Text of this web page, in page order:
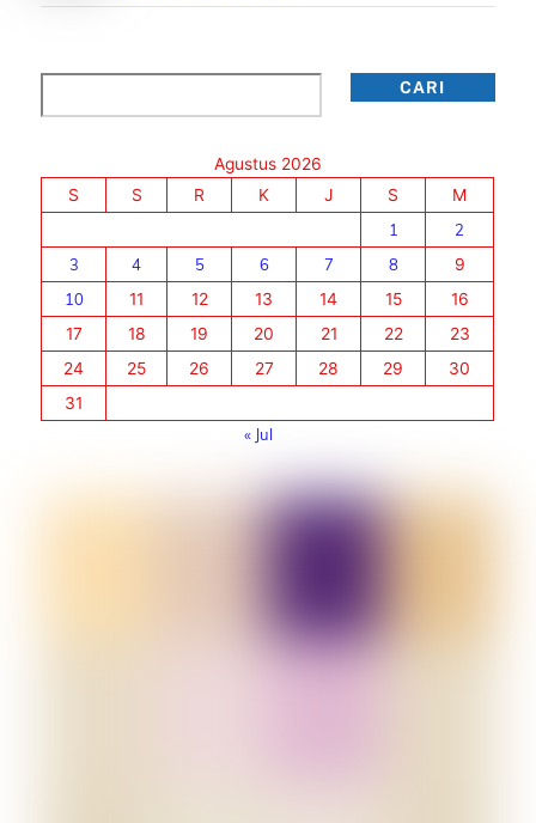
CARI
Agustus 2026
S
S R K J S
M
1
2
3
4 5 6 7 8
9
10
11 12 13 14 15
16
17
18 19 20 21 22
23
24
25 26 27 28 29
30
31
« Jul